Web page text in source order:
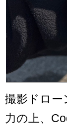
撮影ドロー
力の上、